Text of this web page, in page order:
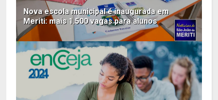
Nova escola municipal é inaugurada em
Meriti: mais 1.500 vagas para alunos